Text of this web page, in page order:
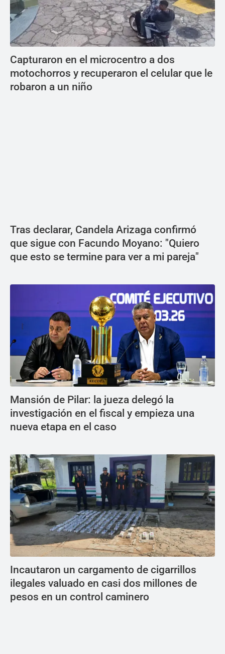
Capturaron en el microcentro a dos
motochorros y recuperaron el celular que le
robaron a un niño
Tras declarar, Candela Arizaga confirmó
que sigue con Facundo Moyano: "Quiero
que esto se termine para ver a mi pareja"
Mansión de Pilar: la jueza delegó la
investigación en el fiscal y empieza una
nueva etapa en el caso
Incautaron un cargamento de cigarrillos
ilegales valuado en casi dos millones de
pesos en un control caminero